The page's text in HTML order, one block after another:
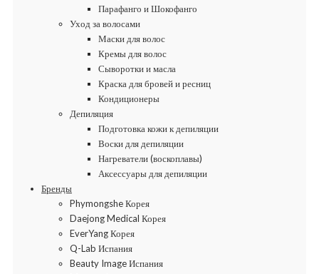
Парафанго и Шокофанго
Уход за волосами
Маски для волос
Кремы для волос
Сыворотки и масла
Краска для бровей и ресниц
Кондиционеры
Депиляция
Подготовка кожи к депиляции
Воски для депиляции
Нагреватели (воскоплавы)
Аксессуары для депиляции
Бренды
Phymongshe Корея
Daejong Medical Корея
EverYang Корея
Q-Lab Испания
Beauty Image Испания